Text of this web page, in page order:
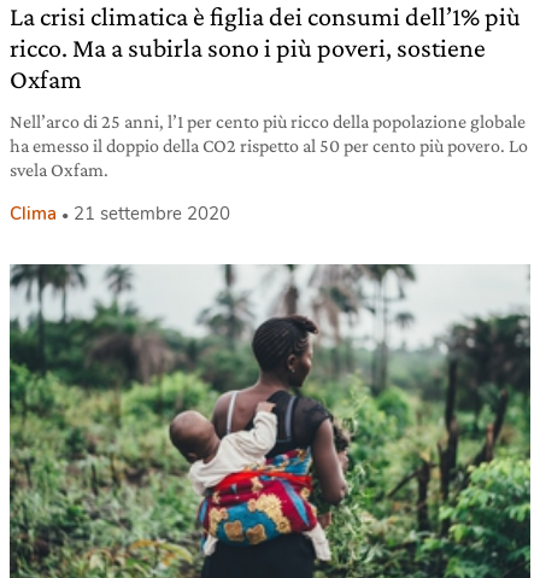
La crisi climatica è figlia dei consumi dell’1% più
ricco. Ma a subirla sono i più poveri, sostiene
Oxfam
Nell’arco di 25 anni, l’1 per cento più ricco della popolazione globale
ha emesso il doppio della CO2 rispetto al 50 per cento più povero. Lo
svela Oxfam.
Clima 21 settembre 2020